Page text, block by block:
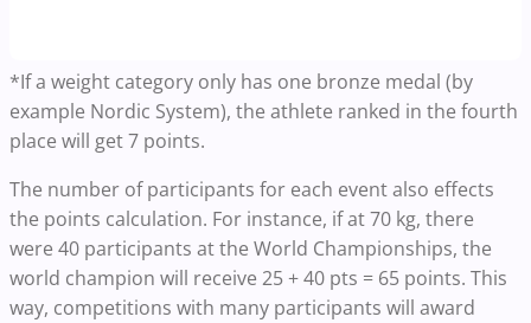
*If a weight category only has one bronze medal (by
example Nordic System), the athlete ranked in the fourth
place will get 7 points.
The number of participants for each event also effects
the points calculation. For instance, if at 70 kg, there
were 40 participants at the World Championships, the
world champion will receive 25 + 40 pts = 65 points. This
way, competitions with many participants will award